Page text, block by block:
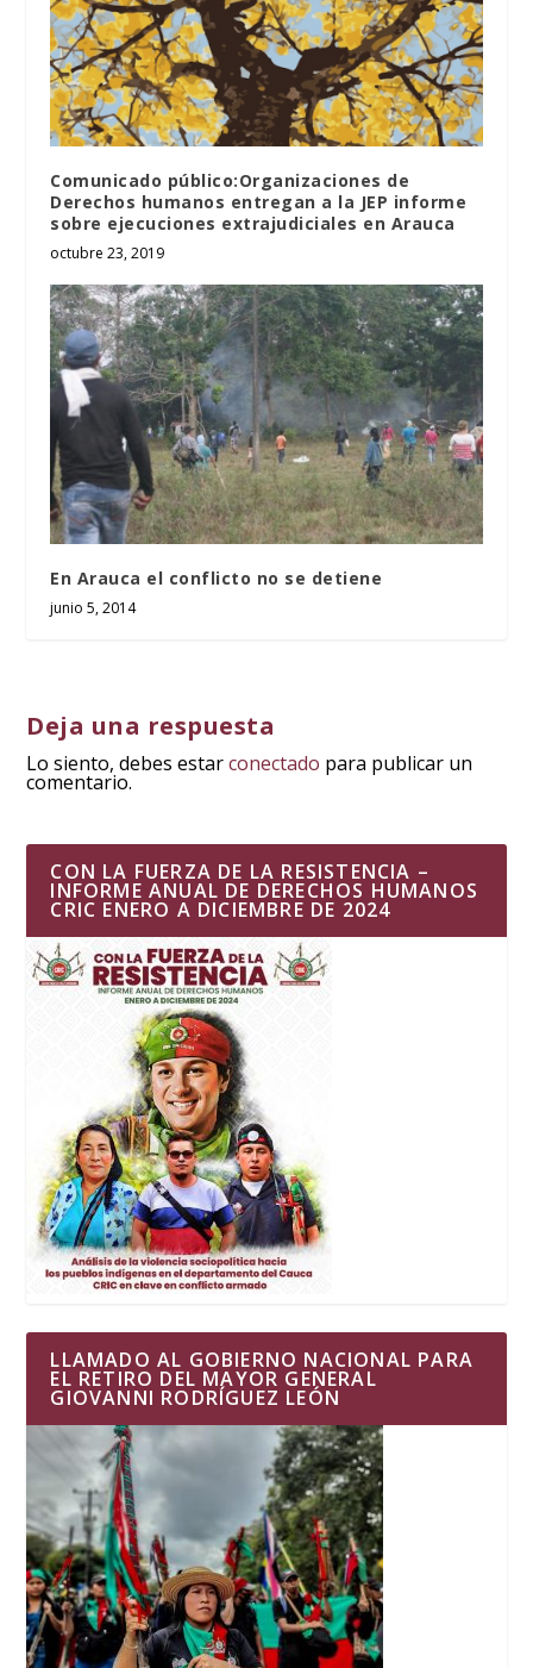
Comunicado público:Organizaciones de
Derechos humanos entregan a la JEP informe
sobre ejecuciones extrajudiciales en Arauca
octubre 23, 2019
En Arauca el conflicto no se detiene
junio 5, 2014
Deja una respuesta
Lo siento, debes estarconectado para publicar un
comentario.
CON LA FUERZA DE LA RESISTENCIA –
INFORME ANUAL DE DERECHOS HUMANOS
CRIC ENERO A DICIEMBRE DE 2024
LLAMADO AL GOBIERNO NACIONAL PARA
EL RETIRO DEL MAYOR GENERAL
GIOVANNI RODRÍGUEZ LEÓN